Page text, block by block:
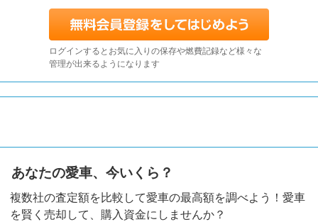
ログインするとお気に入りの保存や燃費記録など様々な
管理が出来るようになります
あなたの愛車、今いくら？
複数社の査定額を比較して愛車の最高額を調べよう！愛車
を賢く売却して、購入資金にしませんか？